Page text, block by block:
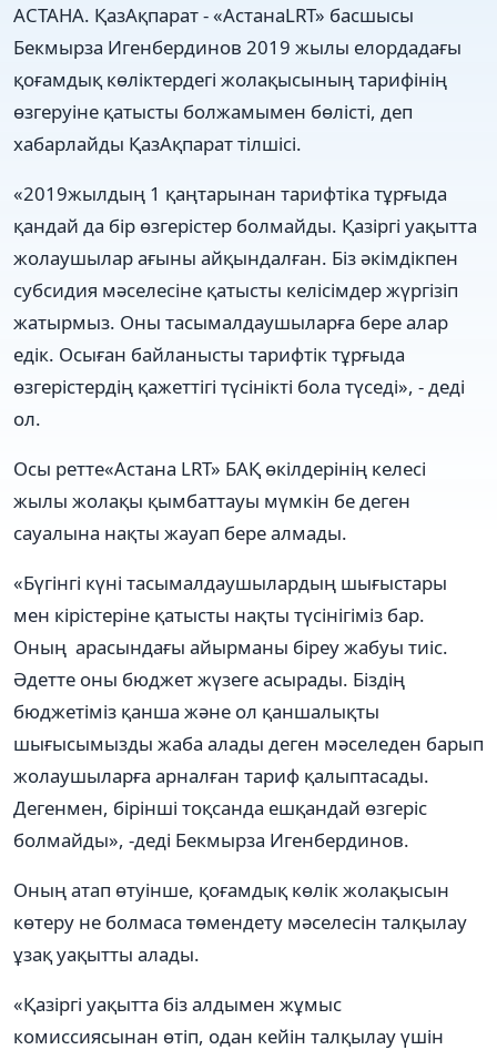
АСТАНА. ҚазАқпарат - «АстанаLRT» басшысы
Бекмырза Игенбердинов 2019 жылы елордадағы
қоғамдық көліктердегі жолақысының тарифінің
өзгеруіне қатысты болжамымен бөлісті, деп
хабарлайды ҚазАқпарат тілшісі.
«2019жылдың 1 қаңтарынан тарифтіка тұрғыда
қандай да бір өзгерістер болмайды. Қазіргі уақытта
жолаушылар ағыны айқындалған. Біз әкімдікпен
субсидия мәселесіне қатысты келісімдер жүргізіп
жатырмыз. Оны тасымалдаушыларға бере алар
едік. Осыған байланысты тарифтік тұрғыда
өзгерістердің қажеттігі түсінікті бола түседі», - деді
ол.
Осы ретте«Астана LRT» БАҚ өкілдерінің келесі
жылы жолақы қымбаттауы мүмкін бе деген
сауалына нақты жауап бере алмады.
«Бүгінгі күні тасымалдаушылардың шығыстары
мен кірістеріне қатысты нақты түсінігіміз бар.
Оның арасындағы айырманы біреу жабуы тиіс.
Әдетте оны бюджет жүзеге асырады. Біздің
бюджетіміз қанша және ол қаншалықты
шығысымызды жаба алады деген мәселеден барып
жолаушыларға арналған тариф қалыптасады.
Дегенмен, бірінші тоқсанда ешқандай өзгеріс
болмайды», -деді Бекмырза Игенбердинов.
Оның атап өтуінше, қоғамдық көлік жолақысын
көтеру не болмаса төмендету мәселесін талқылау
ұзақ уақытты алады.
«Қазіргі уақытта біз алдымен жұмыс
комиссиясынан өтіп, одан кейін талқылау үшін